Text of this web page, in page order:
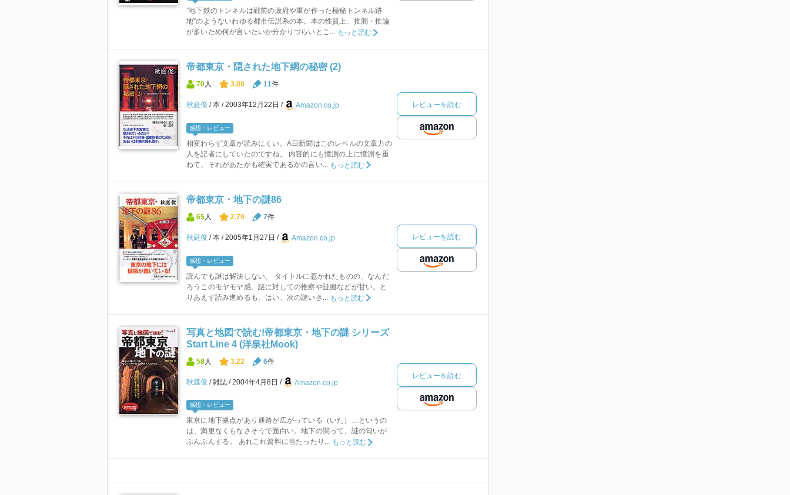
”地下鉄のトンネルは戦前の政府や軍が作った極秘トンネル跡
地”のようないわゆる都市伝説系の本。本の性質上、推測・推論
が多いため何が言いたいか分かりづらいとこ... もっと読む
帝都東京・隠された地下網の秘密 (2)
70人 3.00 11件
秋庭俊 本 2003年12月22日 Amazon.co.jp
感想・レビュー
相変わらず文章が読みにくい。A日新聞はこのレベルの文章力の
人を記者にしていたのですね。 内容的にも憶測の上に憶測を重
ねて、それがあたかも確実であるかの言い... もっと読む
レビューを読む
帝都東京・地下の謎86
65人 2.79 7件
秋庭俊 本 2005年1月27日 Amazon.co.jp
感想・レビュー
読んでも謎は解決しない。 タイトルに惹かれたものの、なんだ
ろうこのモヤモヤ感。謎に対しての推察や証拠などが甘い。と
りあえず読み進めるも、はい、次の謎いき...
もっと読む
レビューを読む
写真と地図で読む!帝都東京・地下の謎 シリーズ
Start Line 4 (洋泉社Mook)
58 人 3.22 6件
秋庭俊 雑誌 2004年4月8日 Amazon.co.jp
感想・レビュー
東京に地下拠点があり通路が広がっている（いた）…というの
は、満更なくもなさそうで面白い。地下の闇って、謎の匂いが
ぷんぷんする。 あれこれ資料に当たったり... もっと読む
レビューを読む